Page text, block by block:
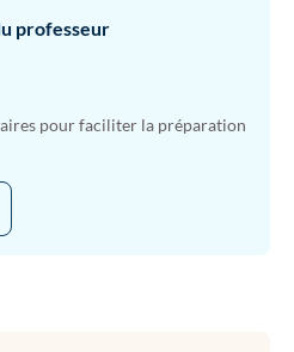
professeur
pour faciliter la préparation